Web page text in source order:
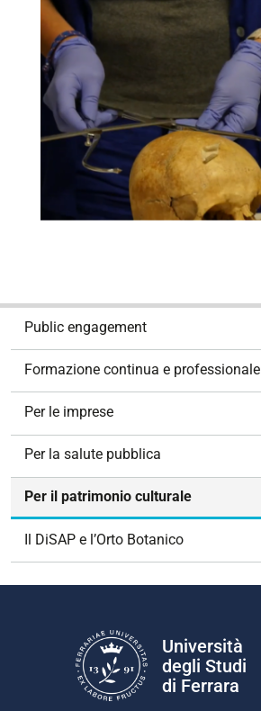
Public engagement
Formazione continua e professionale
Per le imprese
Per la salute pubblica
Per il patrimonio culturale
Il DiSAP e l’Orto Botanico
Università
degli Studi
di Ferrara